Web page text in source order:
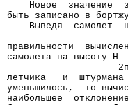
Новое  значение
быть записано в
Выведя  самолет
правильности
самолета на высоту H
летчика   и
уменьшилось,  то
наибольшее